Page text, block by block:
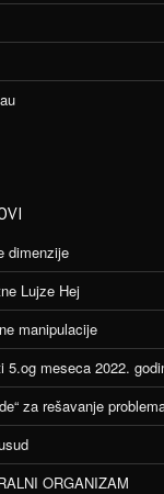
dimenzije
Lujze Hej
manipulacije
5.og meseca 2022.
za rešavanje
ORGANIZAM